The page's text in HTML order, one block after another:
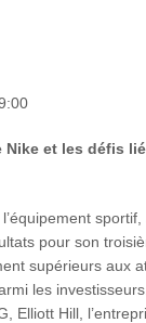
Nike et les défis
pour son
supérieurs aux
les
Elliott Hill,